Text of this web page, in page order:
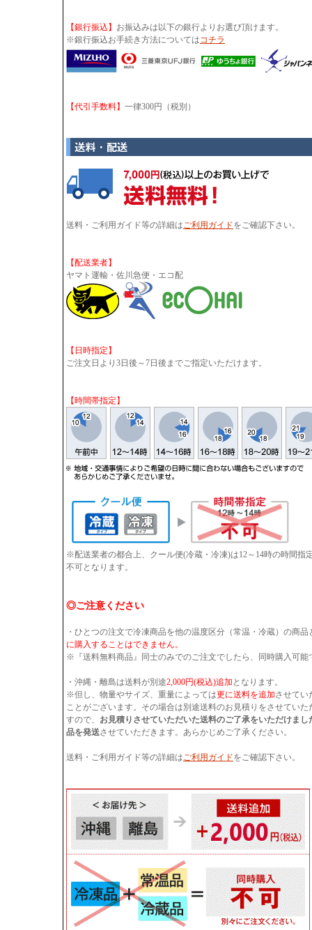
【銀行振込】 お振込みは以下の銀行よりお選び頂けます。
※銀行振込お手続き方法についてはコチラ
【代引手数料】 一律300円（税別）
送料・ご利用ガイド等の詳細はご利用ガイドをご確認下さい。
【配送業者】
ヤマト運輸・佐川急便・エコ配
【日時指定】
ご注文日より3日後～7日後までご指定いただけます。
【時間帯指定】
※配送業者の都合上、クール便(冷蔵・冷凍)は12～14時の時間
不可となります。
◎ご注意ください
・ひとつの注文で冷凍商品を他の温度区分（常温・冷蔵）の商品
に購入することはできません。
※『送料無料商品』同士のみでのご注文でしたら、同時購入可能
・沖縄・離島は送料が別途2,000円(税込)追加 となります。
※但し、物量やサイズ、重量によっては更に送料を追加させてい
ことがございます。その場合は別途送料のお見積りをさせていた
すので、 お見積りさせていただいた送料のご了承をいただけまし
品を発送させていただきます。あらかじめご了承ください。
送料・ご利用ガイド等の詳細はご利用ガイドをご確認下さい。